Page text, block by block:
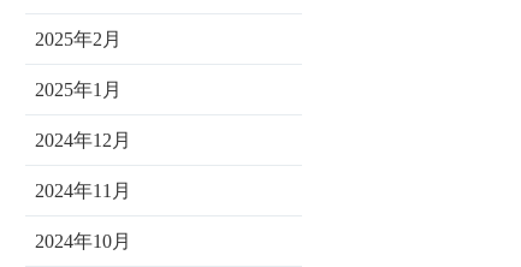
2025年2月
2025年1月
2024年12月
2024年11月
2024年10月